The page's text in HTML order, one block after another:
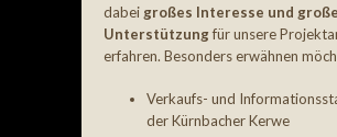
dabei großes Interesse und große
Unterstützungfür unsere
erfahren. Besonders erwähnen
Verkaufs- und
der Kürnbacher Kerwe